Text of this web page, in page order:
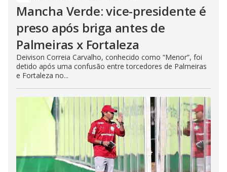
Mancha Verde: vice-presidente é
preso após briga antes de
Palmeiras x Fortaleza
Deivison Correia Carvalho, conhecido como “Menor”, foi
detido após uma confusão entre torcedores de Palmeiras
e Fortaleza no...